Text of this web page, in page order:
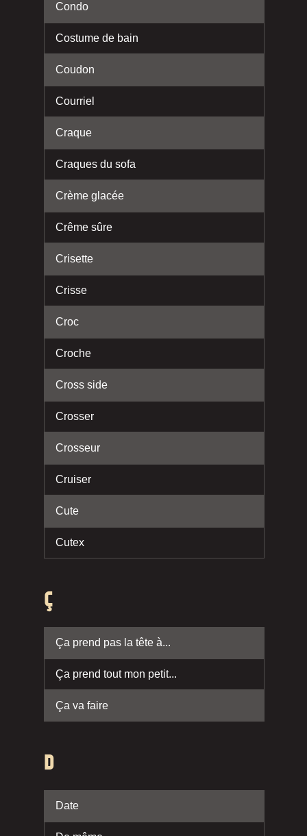
Condo
Costume de bain
Coudon
Courriel
Craque
Craques du sofa
Crème glacée
Crême sûre
Crisette
Crisse
Croc
Croche
Cross side
Crosser
Crosseur
Cruiser
Cute
Cutex
Ç
Ça prend pas la tête à...
Ça prend tout mon petit...
Ça va faire
D
Date